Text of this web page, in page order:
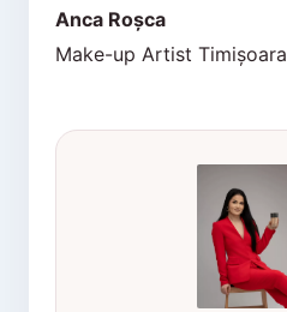
Anca Roșca
Make-up Artist Timișoara